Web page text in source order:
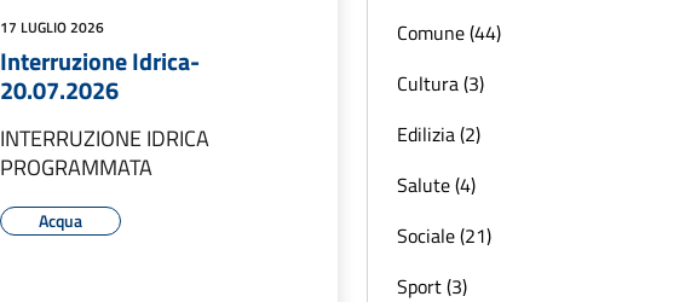
17 LUGLIO 2026
Interruzione Idrica-
20.07.2026
INTERRUZIONE IDRICA
PROGRAMMATA
Acqua
Comune (44)
Cultura (3)
Edilizia (2)
Salute (4)
Sociale (21)
Sport (3)